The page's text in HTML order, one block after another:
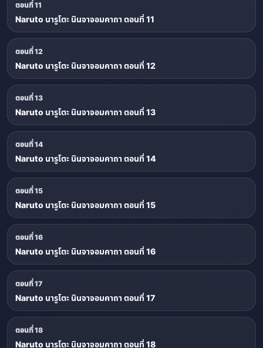
ตอนที่ 11
Naruto นารูโตะ นินจาจอมคาถา ตอนที่ 11
ตอนที่ 12
Naruto นารูโตะ นินจาจอมคาถา ตอนที่ 12
ตอนที่ 13
Naruto นารูโตะ นินจาจอมคาถา ตอนที่ 13
ตอนที่ 14
Naruto นารูโตะ นินจาจอมคาถา ตอนที่ 14
ตอนที่ 15
Naruto นารูโตะ นินจาจอมคาถา ตอนที่ 15
ตอนที่ 16
Naruto นารูโตะ นินจาจอมคาถา ตอนที่ 16
ตอนที่ 17
Naruto นารูโตะ นินจาจอมคาถา ตอนที่ 17
ตอนที่ 18
Naruto นารูโตะ นินจาจอมคาถา ตอนที่ 18